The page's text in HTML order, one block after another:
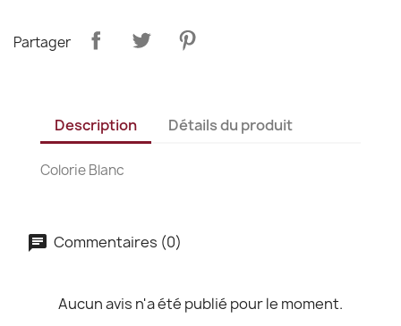
Partager
Description Détails du produit
Colorie Blanc
Commentaires (0)
Aucun avis n'a été publié pour le moment.